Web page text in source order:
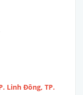
Linh Đông, TP.